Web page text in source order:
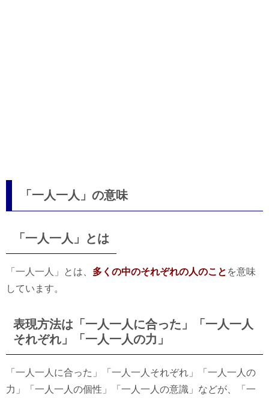
「一人一人」の意味
「一人一人」とは
「一人一人」とは、 多くの中のそれぞれの人のこと を意味
しています。
表現方法は「一人一人に合った」「一人一人
それぞれ」「一人一人の力」
「一人一人に合った」「一人一人それぞれ」「一人一人の
力」「一人一人の個性」「一人一人の意識」などが、「一